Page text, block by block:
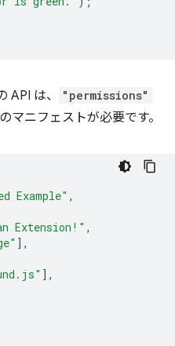
API は、 "permissions"
マニフェストが必要です。
Example" ,
Extension!" ,
],
],